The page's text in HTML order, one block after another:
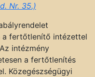
Nr. 35.)
a fertőtlenítő intézettel
intézmény
a fertőtlenítés
Közegészségügyi